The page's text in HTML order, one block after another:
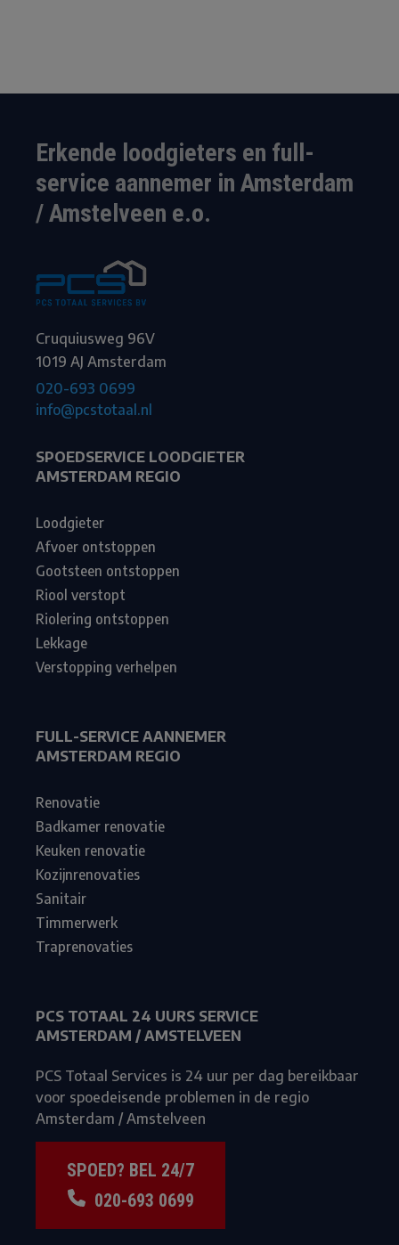
Erkende loodgieters en full-
service aannemer in Amsterdam
/ Amstelveen e.o.
Cruquiusweg 96V
1019 AJ Amsterdam
020-693 0699
info@pcstotaal.nl
SPOEDSERVICE LOODGIETER
AMSTERDAM REGIO
Loodgieter
Afvoer ontstoppen
Gootsteen ontstoppen
Riool verstopt
Riolering ontstoppen
Lekkage
Verstopping verhelpen
FULL-SERVICE AANNEMER
AMSTERDAM REGIO
Renovatie
Badkamer renovatie
Keuken renovatie
Kozijnrenovaties
Sanitair
Timmerwerk
Traprenovaties
PCS TOTAAL 24 UURS SERVICE
AMSTERDAM / AMSTELVEEN
PCS Totaal Services is 24 uur per dag bereikbaar
voor spoedeisende problemen in de regio
Amsterdam / Amstelveen
SPOED? BEL 24/7
020-693 0699